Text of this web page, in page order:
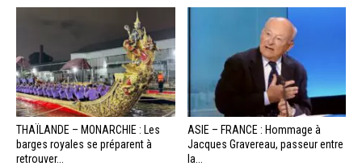
THAÏLANDE – MONARCHIE : Les
barges royales se préparent à
retrouver...
ASIE – FRANCE : Hommage à
Jacques Gravereau, passeur entre
la...